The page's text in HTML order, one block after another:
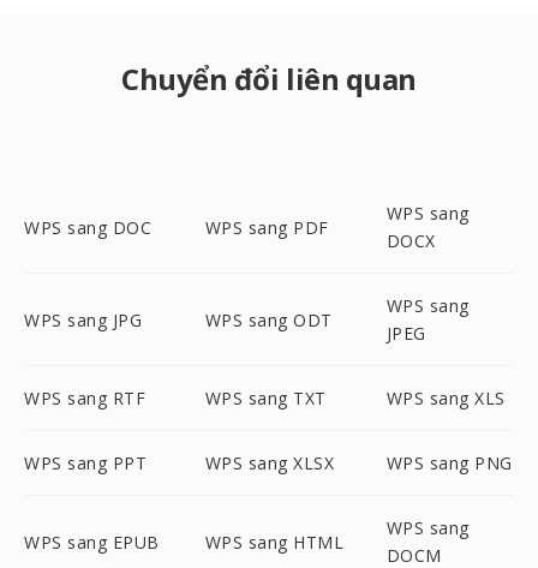
Chuyển đổi liên quan
WPS sang DOC WPS sang PDF
WPS sang
DOCX
WPS sang JPG WPS sang ODT
WPS sang
JPEG
WPS sang RTF WPS sang TXT WPS sang XLS
WPS sang PPT WPS sang XLSX WPS sang PNG
WPS sang EPUB WPS sang HTML
WPS sang
DOCM